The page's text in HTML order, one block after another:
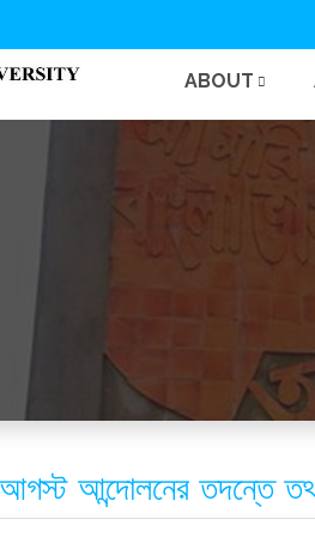
ABOUT
আন্দোলনের তদন্তে